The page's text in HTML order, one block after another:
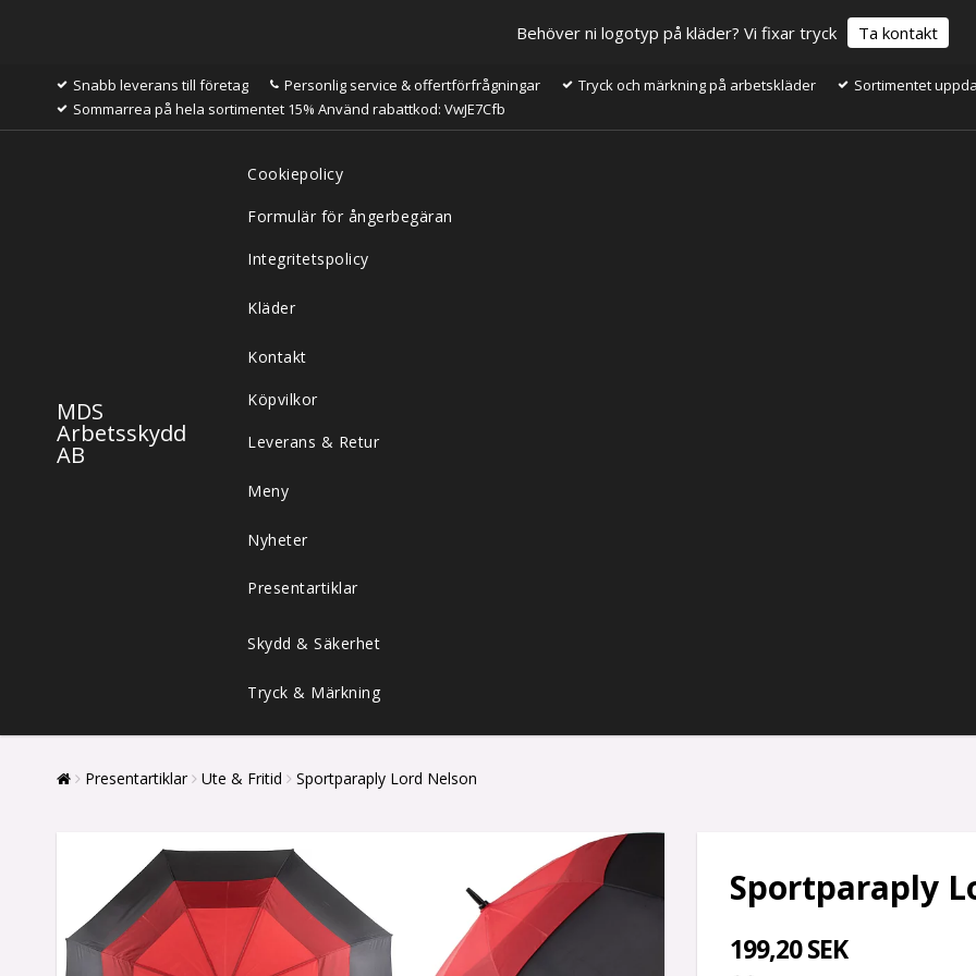
Behöver ni logotyp på kläder? Vi fixar tryck Ta kontakt
Snabb leverans till företag Personlig service & offertförfrågningar Tryck och märkning på arbetskläder
Sortimentet
Sommarrea på hela sortimentet 15% Använd rabattkod: VwJE7Cfb
MDS
Arbetsskydd
AB
Cookiepolicy
Formulär för ångerbegäran
Integritetspolicy
Kläder
Kontakt
Köpvilkor
Leverans & Retur
Meny
Nyheter
Presentartiklar
Skydd & Säkerhet
Tryck & Märkning
Presentartiklar Ute & Fritid Sportparaply Lord Nelson
Sportparaply
199,20 SEK